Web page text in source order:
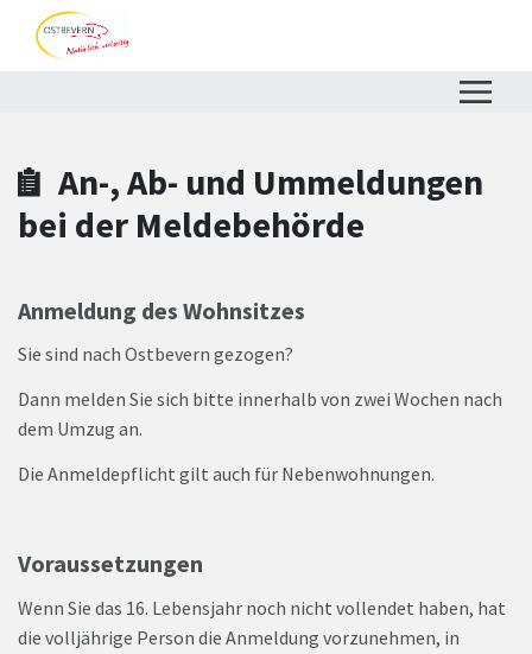
Zum Header
Zum Hauptinhalt
Zum Footer
Zum Hauptinhalt springen
An-, Ab- und Ummeldungen
bei der Meldebehörde
Anmeldung des Wohnsitzes
Sie sind nach Ostbevern gezogen?
Dann melden Sie sich bitte innerhalb von zwei Wochen nach
dem Umzug an.
Die Anmeldepflicht gilt auch für Nebenwohnungen.
Voraussetzungen
Wenn Sie das 16. Lebensjahr noch nicht vollendet haben, hat
die volljährige Person die Anmeldung vorzunehmen, in